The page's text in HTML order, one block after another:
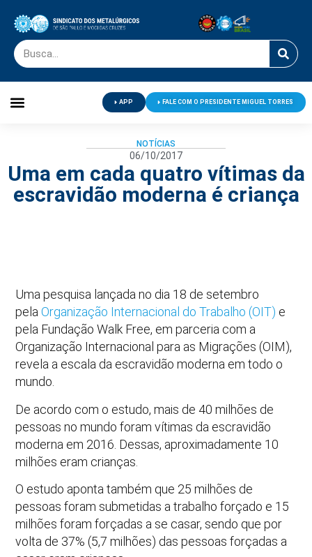
APP FALE COM O PRESIDENTE MIGUEL TORRES
NOTÍCIAS
06/10/2017
Uma em cada quatro vítimas da
escravidão moderna é criança
Uma pesquisa lançada no dia 18 de setembro
pelaOrganização Internacional do Trabalho (OIT) e
pela Fundação Walk Free, em parceria com a
Organização Internacional para as Migrações (OIM),
revela a escala da escravidão moderna em todo o
mundo.
De acordo com o estudo, mais de 40 milhões de
pessoas no mundo foram vítimas da escravidão
moderna em 2016. Dessas, aproximadamente 10
milhões eram crianças.
O estudo aponta também que 25 milhões de
pessoas foram submetidas a trabalho forçado e 15
milhões foram forçadas a se casar, sendo que por
volta de 37% (5,7 milhões) das pessoas forçadas a